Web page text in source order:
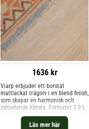
1636 kr
Läs mer här
Viarp erbjuder ett borstat
mattlackat trägolv i en blend finish,
som skapar en harmonisk och
inbjudande känsla. Formatet 3.0 L
och 1-stav gör detta golv till en
perfekt detalj för ditt hem.